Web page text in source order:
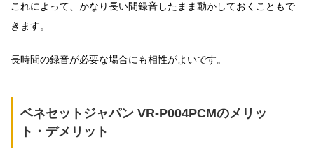
これによって、かなり長い間録音したまま動かしておくこともで
きます。
長時間の録音が必要な場合にも相性がよいです。
ベネセットジャパン VR-P004PCMのメリッ
ト・デメリット